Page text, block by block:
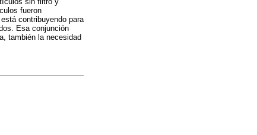
fueron
contribuyendo para
Esa conjunción
también la necesidad